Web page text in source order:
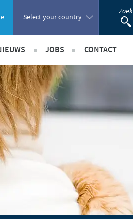
Select your country
Portugal
Romania
Russia
Zoek
Internationaal nieuws
Benelux Nieuws
JOBS
International position
CONTACT